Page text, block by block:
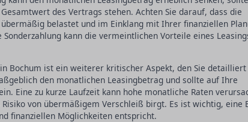
des Vertrags stehen. Achten Sie darauf, dass die
belastet und im Einklang mit Ihrer finanziellen
kann die vermeintlichen Vorteile eines
Bochum ist ein weiterer kritischer Aspekt, den Sie detailliert
den monatlichen Leasingbetrag und sollte auf Ihre
Eine zu kurze Laufzeit kann hohe monatliche Raten
von übermäßigem Verschleiß birgt. Es ist wichtig, eine
finanziellen Möglichkeiten entspricht.